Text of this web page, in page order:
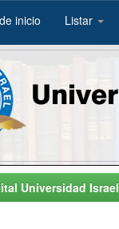
inicio Listar
Universidad Israel